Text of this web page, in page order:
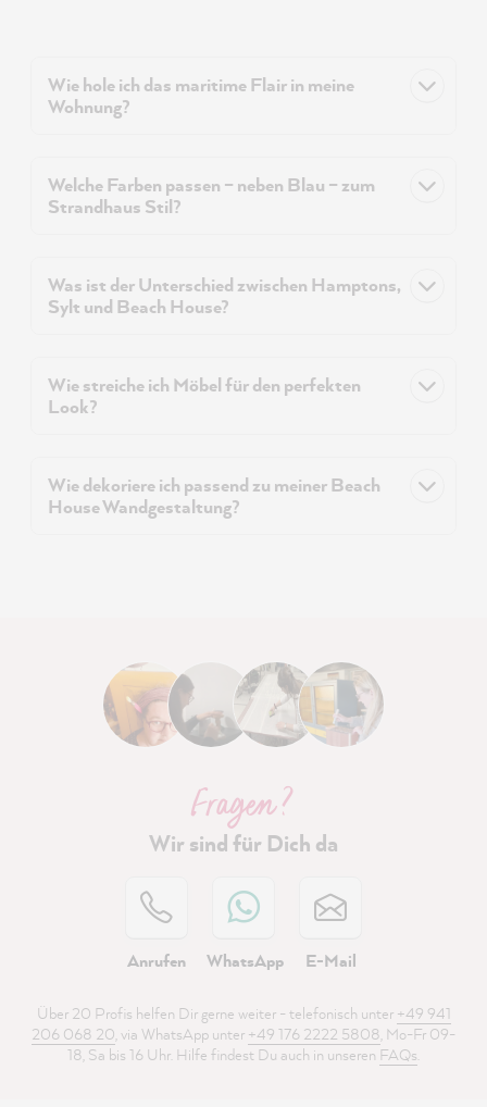
Wie hole ich das maritime Flair in meine
Wohnung?
Welche Farben passen – neben Blau – zum
Strandhaus Stil?
Was ist der Unterschied zwischen Hamptons,
Sylt und Beach House?
Wie streiche ich Möbel für den perfekten
Look?
Wie dekoriere ich passend zu meiner Beach
House Wandgestaltung?
Fragen ?
Wir sind für Dich da
Anrufen WhatsApp E-Mail
Über 20 Profis helfen Dir gerne weiter - telefonisch unter +49 941
206 068 20 , via WhatsApp unter +49 176 2222 5808 , Mo-Fr 09-
18, Sa bis 16 Uhr. Hilfe findest Du auch in unseren FAQs